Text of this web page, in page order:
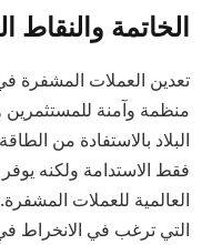
الخاتمة والنقاط
تعدين العملات المشفرة
منظمة وآمنة للمستثمرين
البلاد بالاستفادة من
فقط الاستدامة ولكنه
العالمية للعملات
التي ترغب في الانخراط